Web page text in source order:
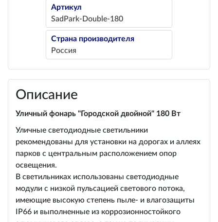
Артикул
SadPark-Double-180
Страна производителя
Россия
Описание
Уличный фонарь "Городской двойной" 180 Вт
Уличные светодиодные светильники
рекомендованы для установки на дорогах и аллеях
парков с центральным расположением опор
освещения.
В светильниках использованы светодиодные
модули с низкой пульсацией светового потока,
имеющие высокую степень пыле- и влагозащиты
IP66 и выполненные из коррозионностойкого